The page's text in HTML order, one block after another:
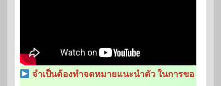
จำเป็นต้องทำจดหมายแนะนำตัว ในการขอ